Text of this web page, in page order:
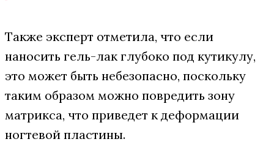
Также эксперт отметила, что если
наносить гель-лак глубоко под кутикулу,
это может быть небезопасно, поскольку
таким образом можно повредить зону
матрикса, что приведет к деформации
ногтевой пластины.